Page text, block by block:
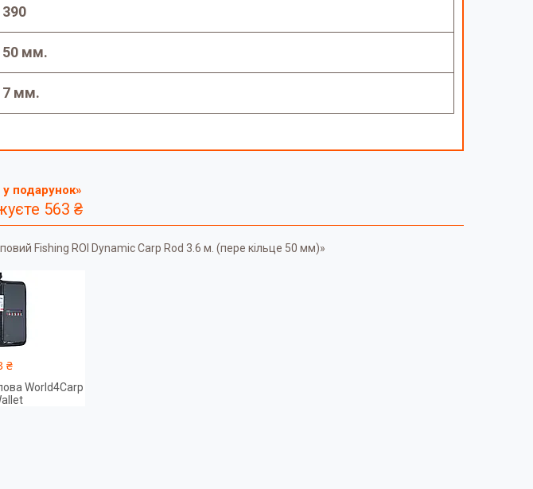
390
50 мм.
7 мм.
подарунок»
563 ₴
Fishing ROI Dynamic Carp Rod 3.6 м. (пере кільце 50 мм)»
₴
World4Carp